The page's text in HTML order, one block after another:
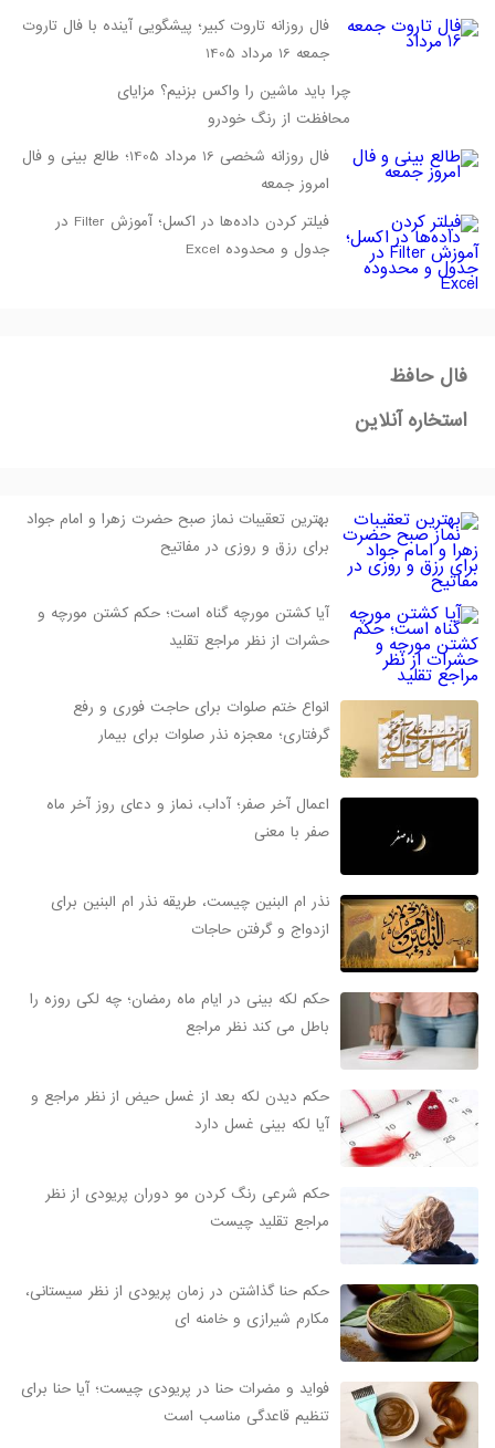
فال روزانه تاروت کبیر؛ پیشگویی آینده با فال تاروت
جمعه 16 مرداد 1405
چرا باید ماشین را واکس بزنیم؟ مزایای
محافظت از رنگ خودرو
فال روزانه شخصی 16 مرداد 1405؛ طالع بینی و فال
امروز جمعه
فیلتر کردن داده‌ها در اکسل؛ آموزش Filter در
جدول و محدوده Excel
فال حافظ
استخاره آنلاین
بهترین تعقیبات نماز صبح حضرت زهرا و امام جواد
برای رزق و روزی در مفاتیح
آیا کشتن مورچه گناه است؛ حکم کشتن مورچه و
حشرات از نظر مراجع تقلید
انواع ختم صلوات برای حاجت فوری و رفع
گرفتاری؛ معجزه نذر صلوات برای بیمار
اعمال آخر صفر؛ آداب، نماز و دعای روز آخر ماه
صفر با معنی
نذر ام البنين چیست، طریقه نذر ام البنین برای
ازدواج و گرفتن حاجات
حکم لکه بینی در ایام ماه رمضان؛ چه لکی روزه را
باطل می کند نظر مراجع
حکم دیدن لکه بعد از غسل حیض از نظر مراجع و
آیا لکه بینی غسل دارد
حکم شرعی رنگ کردن مو دوران پریودی از نظر
مراجع تقلید چیست
حکم حنا گذاشتن در زمان پریودی از نظر سیستانی،
مکارم شیرازی و خامنه ای
فواید و مضرات حنا در پریودی چیست؛ آیا حنا برای
تنظیم قاعدگی مناسب است